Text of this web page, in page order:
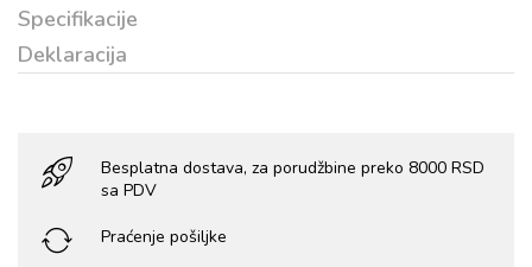
Specifikacije
Deklaracija
Besplatna dostava, za porudžbine preko 8000 RSD
sa PDV
Praćenje pošiljke